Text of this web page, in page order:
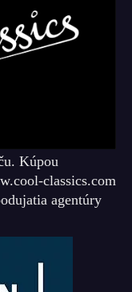
Kúpou
classics.com
agentúry